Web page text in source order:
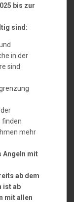
bis zur
sind:
in der
sind
finden
mehr
Angeln mit
ab dem
ist ab
mit allen